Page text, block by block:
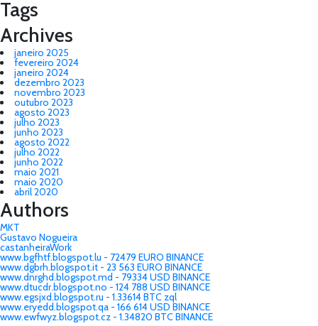
Tags
Archives
janeiro 2025
fevereiro 2024
janeiro 2024
dezembro 2023
novembro 2023
outubro 2023
agosto 2023
julho 2023
junho 2023
agosto 2022
julho 2022
junho 2022
maio 2021
maio 2020
abril 2020
Authors
MKT
Gustavo Nogueira
castanheiraWork
www.bgfhtf.blogspot.lu - 72479 EURO BINANCE
www.dgbrh.blogspot.it - 23 563 EURO BINANCE
www.dnrghd.blogspot.md - 79334 USD BINANCE
www.dtucdr.blogspot.no - 124 788 USD BINANCE
www.egsjxd.blogspot.ru - 1.33614 BTC zql
www.eryedd.blogspot.qa - 166 614 USD BINANCE
www.ewfwyz.blogspot.cz - 1.34820 BTC BINANCE